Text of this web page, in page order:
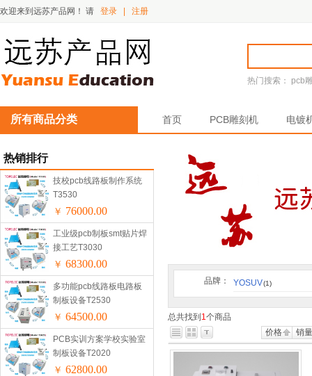
欢迎来到远苏产品网！ 请 登录 注册
热门搜索： pcb
所有商品分类 首页 PCB雕刻机 电镀
热销排行
技校pcb线路板制作系统
T3530
￥ 76000.00
工业级pcb制板smt贴片焊
接工艺T3030
￥ 68300.00
多功能pcb线路板电路板
制板设备T2530
￥ 64500.00
PCB实训方案学校实验室
制板设备T2020
￥ 62800.00
品牌： YOSUV(1)
总共找到 1个商品
价格
销量